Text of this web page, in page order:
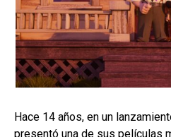
Hace 14 años, en un
presentó una de sus películas